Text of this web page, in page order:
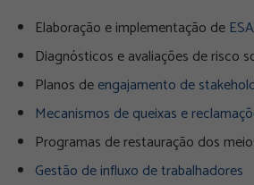
Elaboração e implementação de
Diagnósticos e avaliações de risco
Planos deengajamento de
Mecanismos de queixas e
Programas de restauração dos
Gestão de influxo de trabalhadores